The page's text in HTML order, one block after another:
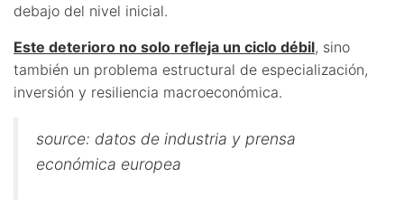
debajo del nivel inicial.
Este deterioro no solo refleja un ciclo débil, sino
también un problema estructural de especialización,
inversión y resiliencia macroeconómica.
source: datos de industria y prensa
económica europea